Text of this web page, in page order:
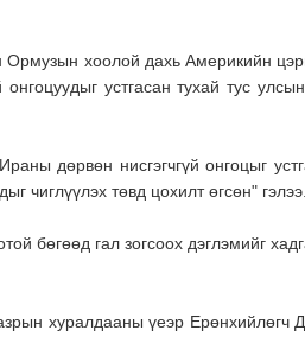
Ормузын хоолой дахь Америкийн
онгоцуудыг устгасан тухайтус улсын
дөрвөн нисгэгчгүй онгоцыг
чиглүүлэх төвд цохилт өгсөн" гэлээ.
бөгөөд гал зогсоох дэглэмийг
хуралдааны үеэр Ерөнхийлөгч